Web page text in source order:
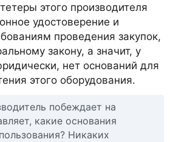
этого производителя
удостоверение и
проведения закупок,
закону, а значит, у
нет оснований для
этого оборудования.
побеждает на
какие основания
Никаких